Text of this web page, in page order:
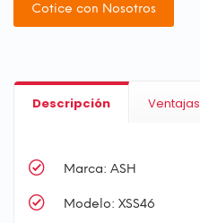
Cotice con Nosotros
Descripción Ventajas
Marca: ASH
Modelo: XSS46